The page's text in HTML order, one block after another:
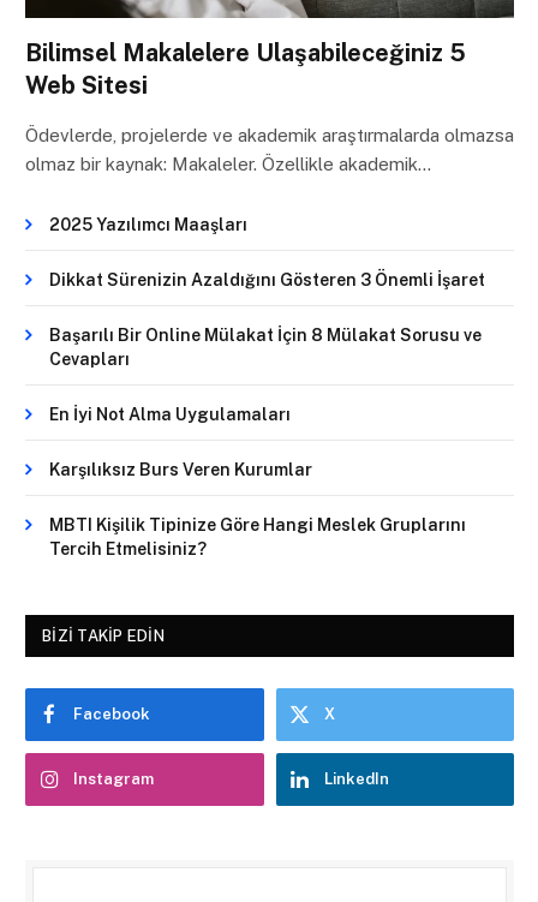
Bilimsel Makalelere Ulaşabileceğiniz 5
Web Sitesi
Ödevlerde, projelerde ve akademik araştırmalarda olmazsa
olmaz bir kaynak: Makaleler. Özellikle akademik…
2025 Yazılımcı Maaşları
Dikkat Sürenizin Azaldığını Gösteren 3 Önemli İşaret
Başarılı Bir Online Mülakat İçin 8 Mülakat Sorusu ve
Cevapları
En İyi Not Alma Uygulamaları
Karşılıksız Burs Veren Kurumlar
MBTI Kişilik Tipinize Göre Hangi Meslek Gruplarını
Tercih Etmelisiniz?
BIZI TAKIP EDIN
Facebook X
Instagram LinkedIn